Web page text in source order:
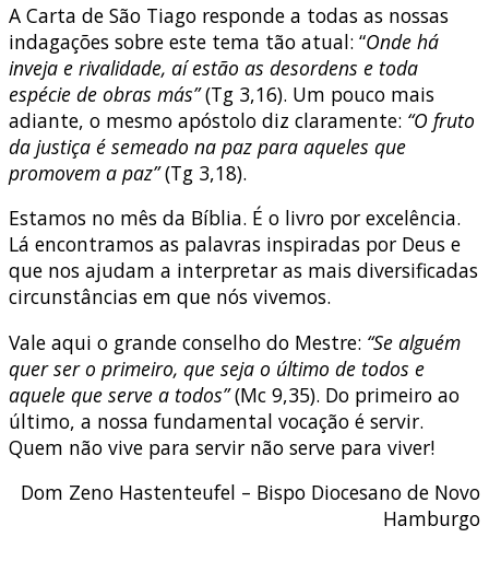
A Carta de São Tiago responde a todas as nossas
indagações sobre este tema tão atual: “Onde há
inveja e rivalidade, aí estão as desordens e toda
espécie de obras más”(Tg 3,16). Um pouco mais
adiante, o mesmo apóstolo diz claramente: “O fruto
da justiça é semeado na paz para aqueles que
promovem a paz”(Tg 3,18).
Estamos no mês da Bíblia. É o livro por excelência.
Lá encontramos as palavras inspiradas por Deus e
que nos ajudam a interpretar as mais diversificadas
circunstâncias em que nós vivemos.
Vale aqui o grande conselho do Mestre: “Se alguém
quer ser o primeiro, que seja o último de todos e
aquele que serve a todos”(Mc 9,35). Do primeiro ao
último, a nossa fundamental vocação é servir.
Quem não vive para servir não serve para viver!
Dom Zeno Hastenteufel – Bispo Diocesano de Novo
Hamburgo